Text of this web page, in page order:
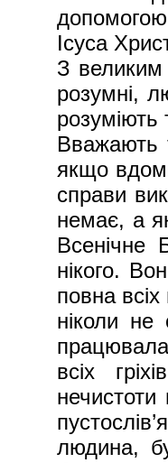
Ісуса
З
розумні,
розуміють
Вважають
якщо
справи
немає, а
Всенічне
нікого.
повна
ніколи
всіх
нечистоти
людина,